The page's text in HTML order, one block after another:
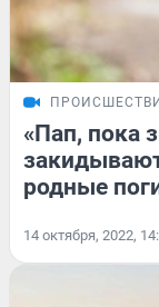
«Пап, пока
родные
14 октября, 2022,